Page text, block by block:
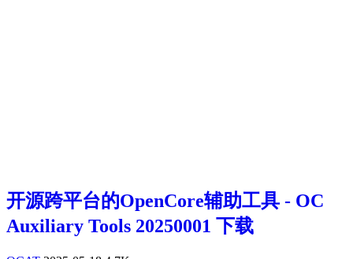
开源跨平台的OpenCore辅助工具 - OC
Auxiliary Tools 20250001 下载